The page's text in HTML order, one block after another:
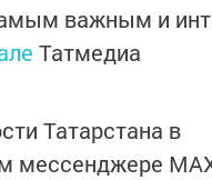
важным и
Татмедиа
Татарстана в
мессенджере